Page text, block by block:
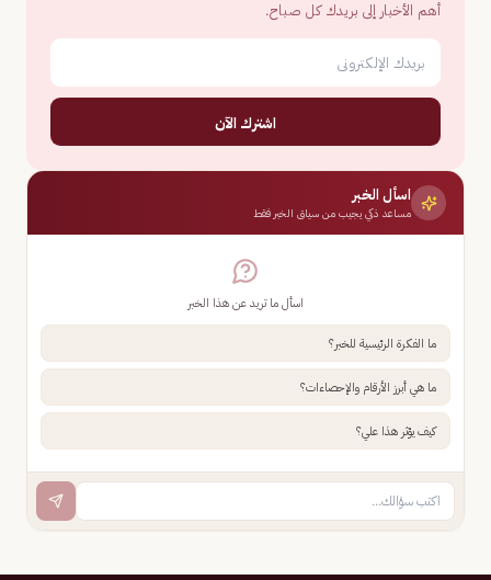
أهم الأخبار إلى بريدك كل صباح.
اشترك الآن
اسأل الخبر
مساعد ذكي يجيب من سياق الخبر فقط
اسأل ما تريد عن هذا الخبر
ما الفكرة الرئيسية للخبر؟
ما هي أبرز الأرقام والإحصاءات؟
كيف يؤثر هذا علي؟